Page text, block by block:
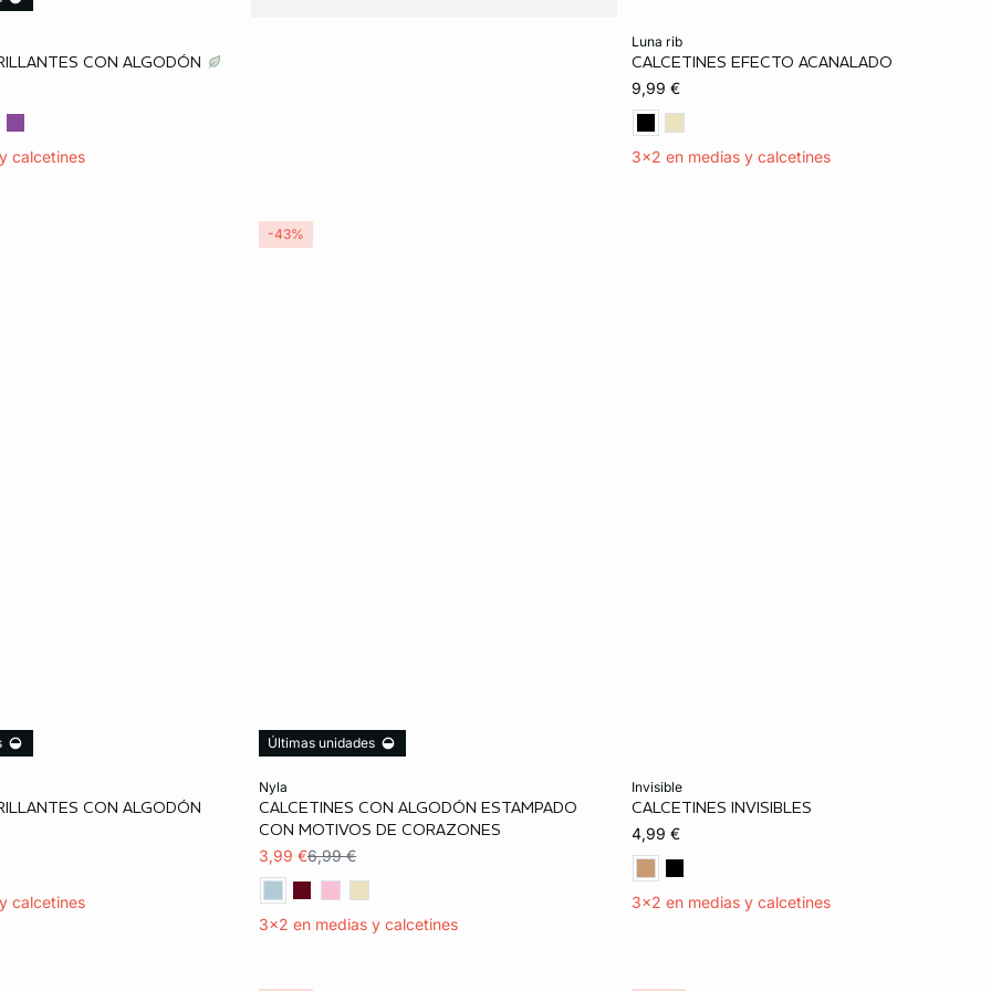
CON ALGODÓN
calcetines
luna rib
CALCETINES EFECTO ACANALADO
9,99 €
3x2 en medias y calcetines
CON ALGODÓN
calcetines
nyla
CALCETINES CON ALGODÓN ESTAMPADO
CON MOTIVOS DE CORAZONES
3,99 €6,99 €
3x2 en medias y calcetines
Últimas unidades
TU
-43%
invisible
CALCETINES INVISIBLES
4,99 €
3x2 en medias y calcetines